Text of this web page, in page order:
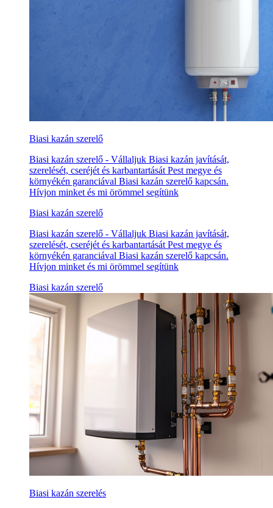
Biasi kazán szerelő
Biasi kazán szerelő - Vállaljuk Biasi kazán javítását,
szerelését, cseréjét és karbantartását Pest megye és
környékén garanciával Biasi kazán szerelő kapcsán.
Hívjon minket és mi örömmel segítünk
Biasi kazán szerelő
Biasi kazán szerelő - Vállaljuk Biasi kazán javítását,
szerelését, cseréjét és karbantartását Pest megye és
környékén garanciával Biasi kazán szerelő kapcsán.
Hívjon minket és mi örömmel segítünk
Biasi kazán szerelő
Biasi kazán szerelés